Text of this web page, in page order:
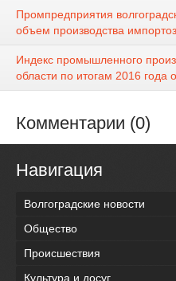
Промпредприятия
объем производства
Индекс промышленного
области по итогам 2016 года
Комментарии (0)
Навигация
Волгоградские новости
Общество
Происшествия
Культура и досуг